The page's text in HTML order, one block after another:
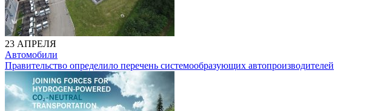
23 АПРЕЛЯ
Автомобили
Правительство определило перечень системообразующих автопроизводителей